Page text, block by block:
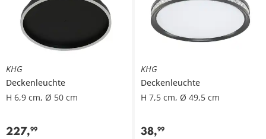
KHG
Deckenleuchte
H 6,9 cm, Ø 50 cm
227,99
KHG
Deckenleuchte
H 7,5 cm, Ø 49,5 cm
38,99